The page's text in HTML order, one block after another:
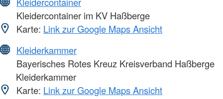
Kleidercontainer im KV Haßberge
Karte: Link zur Google Maps Ansicht
Kleiderkammer
Bayerisches Rotes Kreuz Kreisverband Haßberge
Kleiderkammer
Karte: Link zur Google Maps Ansicht